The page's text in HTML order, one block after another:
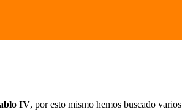
IV, por esto mismo hemos buscado varios